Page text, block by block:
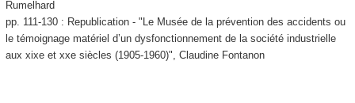
Rumelhard
pp. 111-130 : Republication - "Le Musée de la prévention des accidents ou
le témoignage matériel d’un dysfonctionnement de la société industrielle
aux xixe et xxe siècles (1905-1960)", Claudine Fontanon